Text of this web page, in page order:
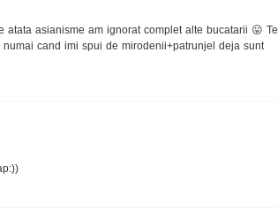
atata asianisme am ignorat complet alte bucatarii 😛 Te
cand imi spui de mirodenii+patrunjel deja sunt